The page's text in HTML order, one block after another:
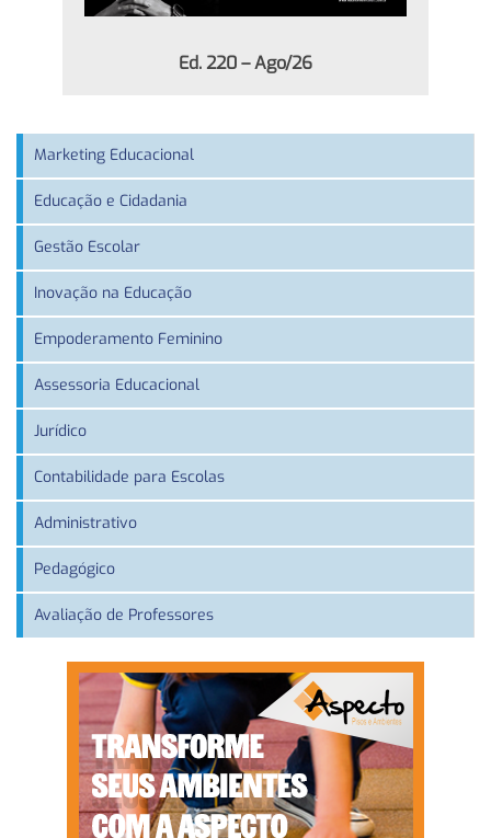
Ed. 220 – Ago/26
Marketing Educacional
Educação e Cidadania
Gestão Escolar
Inovação na Educação
Empoderamento Feminino
Assessoria Educacional
Jurídico
Contabilidade para Escolas
Administrativo
Pedagógico
Avaliação de Professores